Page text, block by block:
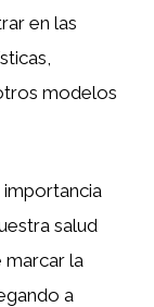
en las
modelos
salud
marcar la
a